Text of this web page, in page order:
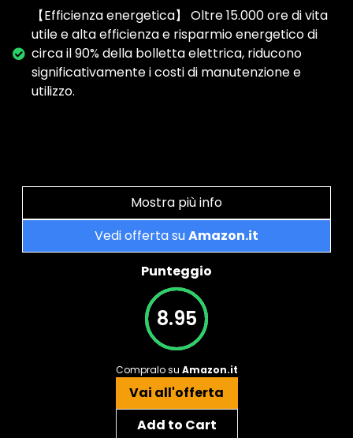
【Efficienza energetica】 Oltre 15.000 ore di vita
utile e alta efficienza e risparmio energetico di
circa il 90% della bolletta elettrica, riducono
significativamente i costi di manutenzione e
utilizzo.
Mostra più info
Vedi offerta suAmazon.it
Punteggio
8.95
Compralo su Amazon.it
Vai all'offerta
Add to Cart